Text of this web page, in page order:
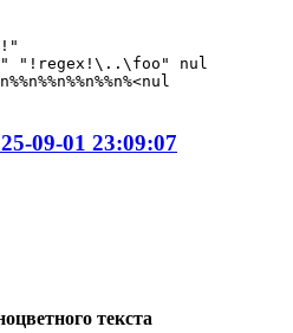
"!regex!\..\foo" nul
09-01 23:09:07
текста